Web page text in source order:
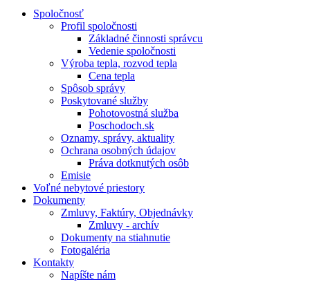
Spoločnosť
Profil spoločnosti
Základné činnosti správcu
Vedenie spoločnosti
Výroba tepla, rozvod tepla
Cena tepla
Spôsob správy
Poskytované služby
Pohotovostná služba
Poschodoch.sk
Oznamy, správy, aktuality
Ochrana osobných údajov
Práva dotknutých osôb
Emisie
Voľné nebytové priestory
Dokumenty
Zmluvy, Faktúry, Objednávky
Zmluvy - archív
Dokumenty na stiahnutie
Fotogaléria
Kontakty
Napíšte nám